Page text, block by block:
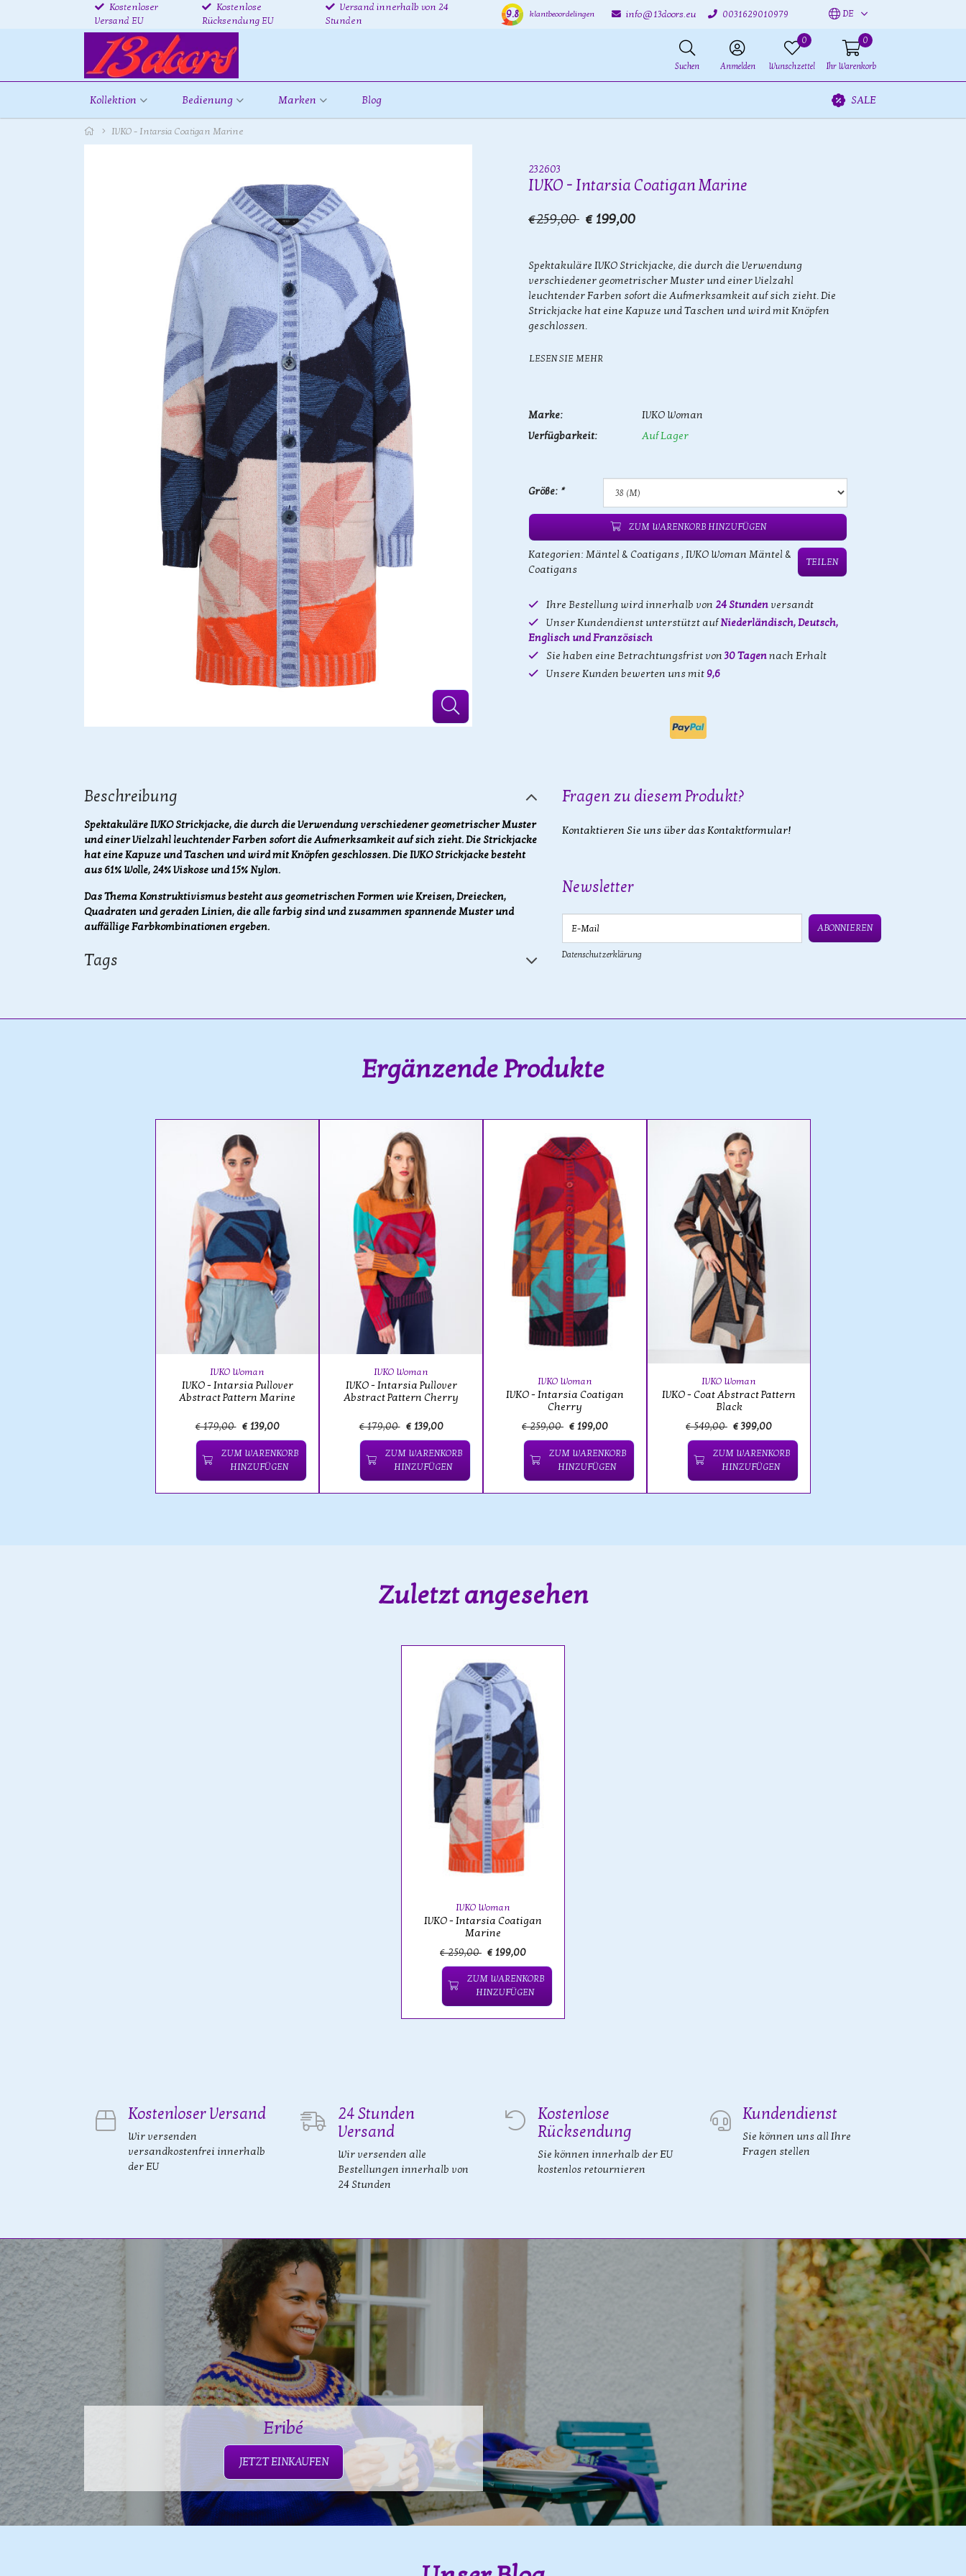
Kostenloser
Versand EU
Kostenlose
Rücksendung EU
Versand innerhalb von 24
Stunden
9.8 klantbeoordelingen info@13doors.eu 0031629010979 DE
Suchen Anmelden
0
Wunschzettel
0
Ihr Warenkorb
Kollektion Bedienung Marken Blog SALE
IVKO - Intarsia Coatigan Marine
232603
IVKO - Intarsia Coatigan Marine
€259,00 € 199,00
Spektakuläre IVKO Strickjacke, die durch die Verwendung
verschiedener geometrischer Muster und einer Vielzahl
leuchtender Farben sofort die Aufmerksamkeit auf sich zieht. Die
Strickjacke hat eine Kapuze und Taschen und wird mit Knöpfen
geschlossen.
LESEN SIE MEHR
Marke:
IVKO Woman
Verfügbarkeit:
Auf Lager
Größe: *
ZUM WARENKORB HINZUFÜGEN
Kategorien: Mäntel & Coatigans, IVKO Woman Mäntel &
Coatigans
TEILEN
Ihre Bestellung wird innerhalb von 24 Stunden versandt
Unser Kundendienst unterstützt aufNiederländisch, Deutsch,
Englisch und Französisch
Sie haben eine Betrachtungsfrist von30 Tagennach Erhalt
Unsere Kunden bewerten uns mit 9,6
Beschreibung
Spektakuläre IVKO Strickjacke, die durch die Verwendung verschiedener geometrischer Muster
und einer Vielzahl leuchtender Farben sofort die Aufmerksamkeit auf sich zieht. Die Strickjacke
hat eine Kapuze und Taschen und wird mit Knöpfen geschlossen. Die IVKO Strickjacke besteht
aus 61% Wolle, 24% Viskose und 15% Nylon.
Das Thema Konstruktivismus besteht aus geometrischen Formen wie Kreisen, Dreiecken,
Quadraten und geraden Linien, die alle farbig sind und zusammen spannende Muster und
auffällige Farbkombinationen ergeben.
Tags
Fragen zu diesem Produkt?
Kontaktieren Sie uns über das Kontaktformular!
Newsletter
E-Mail
ABONNIEREN
Datenschutzerklärung
Ergänzende Produkte
IVKO Woman
IVKO - Intarsia Pullover
Abstract Pattern Marine
€ 179,00 € 139,00
ZUM WARENKORB
HINZUFÜGEN
IVKO Woman
IVKO - Intarsia Pullover
Abstract Pattern Cherry
€ 179,00 € 139,00
ZUM WARENKORB
HINZUFÜGEN
IVKO Woman
IVKO - Intarsia Coatigan
Cherry
€ 259,00 € 199,00
ZUM WARENKORB
HINZUFÜGEN
IVKO Woman
IVKO - Coat Abstract Pattern
Black
€ 549,00 € 399,00
ZUM WARENKORB
HINZUFÜGEN
Zuletzt angesehen
IVKO Woman
IVKO - Intarsia Coatigan
Marine
€ 259,00 € 199,00
ZUM WARENKORB
HINZUFÜGEN
Kostenloser Versand
Wir versenden
versandkostenfrei innerhalb
der EU
24 Stunden
Versand
Wir versenden alle
Bestellungen innerhalb von
24 Stunden
Kostenlose
Rücksendung
Sie können innerhalb der EU
kostenlos retournieren
Kundendienst
Sie können uns all Ihre
Fragen stellen
Eribé
JETZT EINKAUFEN